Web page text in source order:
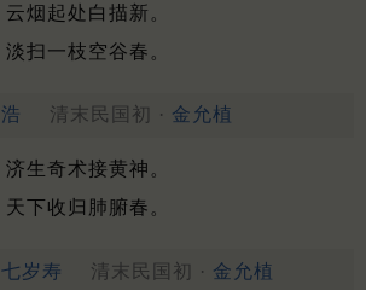
烟起处白描新。
扫一枝空谷春。
清末民国初 · 金允植
生奇术接黄神。
下收归肺腑春。
岁寿 清末民国初 · 金允植